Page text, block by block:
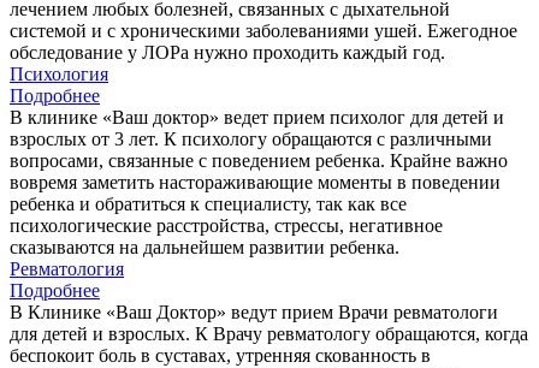
лечением любых болезней, связанных с дыхательной
системой и с хроническими заболеваниями ушей. Ежегодное
обследование у ЛОРа нужно проходить каждый год.
Психология
Подробнее
В клинике «Ваш доктор» ведет прием психолог для детей и
взрослых от 3 лет. К психологу обращаются с различными
вопросами, связанные с поведением ребенка. Крайне важно
вовремя заметить настораживающие моменты в поведении
ребенка и обратиться к специалисту, так как все
психологические расстройства, стрессы, негативное
сказываются на дальнейшем развитии ребенка.
Ревматология
Подробнее
В Клинике «Ваш Доктор» ведут прием Врачи ревматологи
для детей и взрослых. К Врачу ревматологу обращаются, когда
беспокоит боль в суставах, утренняя скованность в